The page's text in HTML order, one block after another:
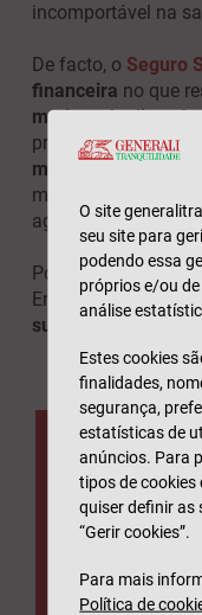
incomportável na
De facto, o Seguro
financeira no que
motivos de
principalmente para
médicas
mais, pode incluir
agregado familiar,
Porque é que todos
Enumeramos
cinco
subscrever já o seu
Desde
- Com
O site
seu site para
podendo essa
próprios e/ou
análise
Estes cookies
finalidades,
segurança,
estatísticas de
anúncios. Para
tipos de cookies
quiser definir as
“Gerir cookies”.
Para mais
Política de